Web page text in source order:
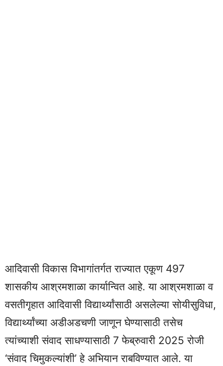
आदिवासी विकास विभागांतर्गत राज्यात एकूण 497
शासकीय आश्रमशाळा कार्यान्वित आहे. या आश्रमशाळा व
वसतीगृहात आदिवासी विद्यार्थ्यांसाठी असलेल्या सोयीसुविधा,
विद्यार्थ्यांच्या अडीअडचणी जाणून घेण्यासाठी तसेच
त्यांच्याशी संवाद साधण्यासाठी 7 फेब्रुवारी 2025 रोजी
‘संवाद चिमुकल्यांशी’ हे अभियान राबविण्यात आले. या